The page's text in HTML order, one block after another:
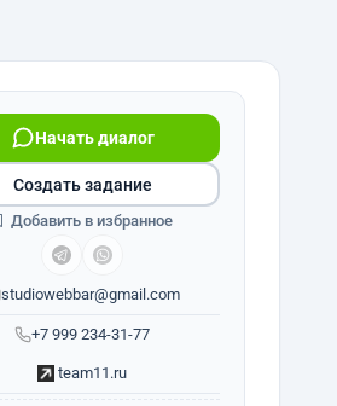
+7 999 234-31-77
Начать диалог
studiowebbar@gmail.com
team11.ru
Создать задание
Добавить в избранное